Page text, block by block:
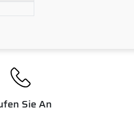
Sie An